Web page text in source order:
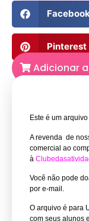
Pinterest
Adicionar
Este é um
A revenda de
comercial ao
à
Você não pode
por e-mail.
O arquivo é para
com seus alunos